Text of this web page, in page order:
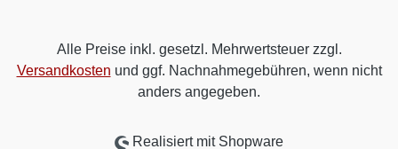
Alle Preise inkl. gesetzl. Mehrwertsteuer zzgl.
Versandkosten und ggf. Nachnahmegebühren, wenn nicht
anders angegeben.
Realisiert mit Shopware